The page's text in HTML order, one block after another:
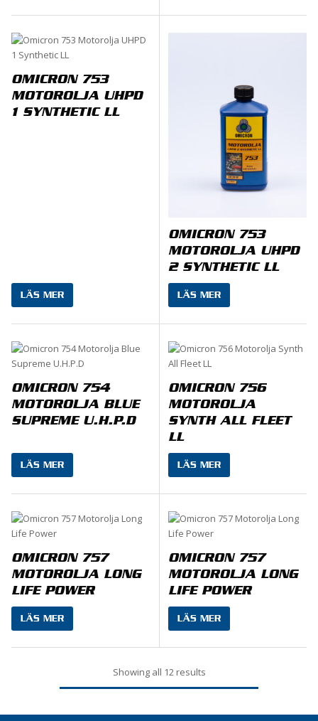
OMICRON 753
MOTOROLJA UHPD
1 SYNTHETIC LL
LÄS MER
OMICRON 753
MOTOROLJA UHPD
2 SYNTHETIC LL
LÄS MER
OMICRON 754
MOTOROLJA BLUE
SUPREME U.H.P.D
LÄS MER
OMICRON 756
MOTOROLJA
SYNTH ALL FLEET
LL
LÄS MER
OMICRON 757
MOTOROLJA LONG
LIFE POWER
LÄS MER
OMICRON 757
MOTOROLJA LONG
LIFE POWER
LÄS MER
Showing all 12 results